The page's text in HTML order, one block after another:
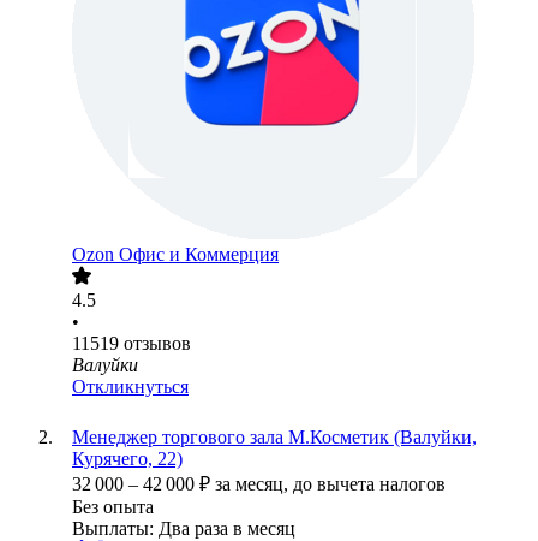
Ozon Офис и Коммерция
4.5
•
11519 отзывов
Валуйки
Откликнуться
Менеджер торгового зала М.Косметик (Валуйки,
Курячего, 22)
32 000 – 42 000 ₽ за месяц, до вычета налогов
Без опыта
Выплаты: Два раза в месяц